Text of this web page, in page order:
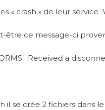
« crash » de leur
être ce message-ci
: Received a
se crée 2 fichiers dans